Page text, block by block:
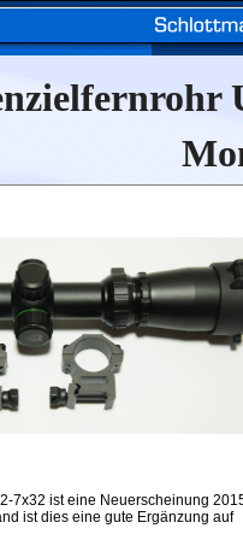
7x32 ist eine Neuerscheinung
ist dies eine gute Ergänzung auf